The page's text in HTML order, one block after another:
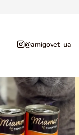
@amigovet_ua